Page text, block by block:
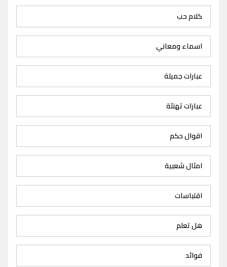
كلام حب
اسماء ومعاني
عبارات جميلة
عبارات تهنئة
اقوال حكم
امثال شعبية
اقتباسات
هل تعلم
فوائد